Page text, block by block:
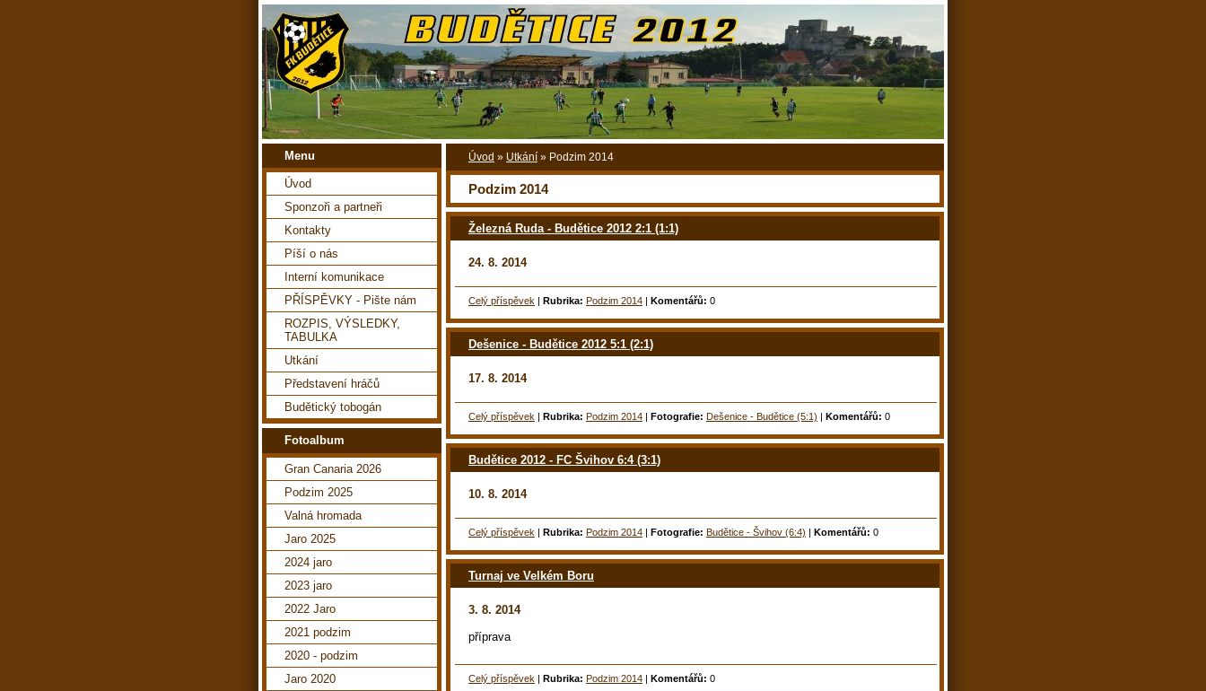
Úvod » Utkání » Podzim 2014
Podzim 2014
Železná Ruda - Budětice 2012 2:1 (1:1)
24. 8. 2014
Celý příspěvek | Rubrika: Podzim 2014 | Komentářů: 0
Dešenice - Budětice 2012 5:1 (2:1)
17. 8. 2014
Celý příspěvek | Rubrika: Podzim 2014 | Fotografie: Dešenice - Budětice (5:1) | Komentářů: 0
Budětice 2012 - FC Švihov 6:4 (3:1)
10. 8. 2014
Celý příspěvek | Rubrika: Podzim 2014 | Fotografie: Budětice - Švihov (6:4) | Komentářů: 0
Turnaj ve Velkém Boru
3. 8. 2014
příprava
Celý příspěvek | Rubrika: Podzim 2014 | Komentářů: 0
Menu
Úvod
Sponzoři a partneři
Kontakty
Píší o nás
Interní komunikace
PŘÍSPĚVKY - Pište nám
ROZPIS, VÝSLEDKY,
TABULKA
Utkání
Představení hráčů
Budětický tobogán
Fotoalbum
Gran Canaria 2026
Podzim 2025
Valná hromada
Jaro 2025
2024 jaro
2023 jaro
2022 Jaro
2021 podzim
2020 - podzim
Jaro 2020